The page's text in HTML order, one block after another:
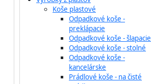
Koše plastové
Odpadkové koše -
preklápacie
Odpadkové koše - šlapacie
Odpadkové koše - stolné
Odpadkové koše -
kancelárske
Prádlové koše - na čisté